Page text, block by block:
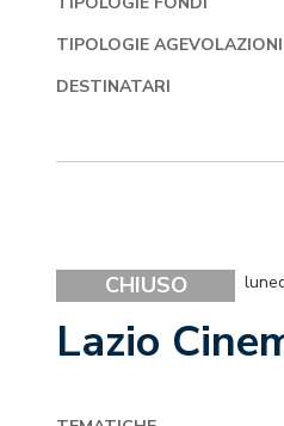
TIPOLOGIE AGEVOLAZIONI
DESTINATARI
CHIUSO
Lazio